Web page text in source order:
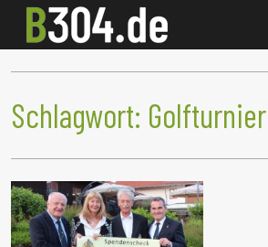
Schlagwort: Golfturnier